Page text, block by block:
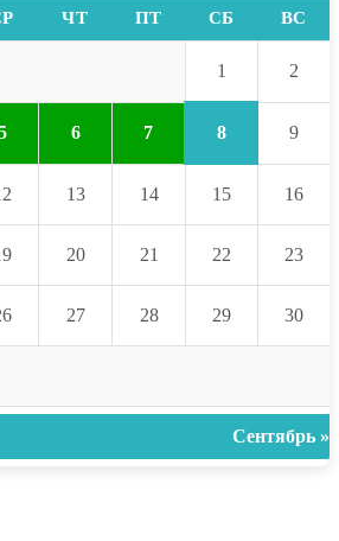
ЧТ ПТ СБ ВС
1 2
6 7 8 9
13 14 15 16
20 21 22 23
27 28 29 30
Сентябрь »